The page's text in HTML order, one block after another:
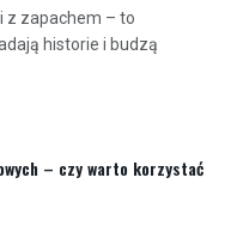
z zapachem – to
historie i budzą
– czy warto korzystać